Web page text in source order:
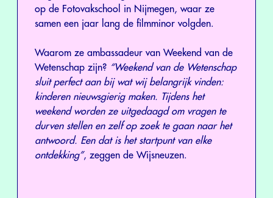
op de Fotovakschool in Nijmegen, waar ze
samen een jaar lang de filmminor volgden.
Waarom ze ambassadeur van Weekend van de
Wetenschap zijn? “Weekend van de Wetenschap
sluit perfect aan bij wat wij belangrijk vinden:
kinderen nieuwsgierig maken. Tijdens het
weekend worden ze uitgedaagd om vragen te
durven stellen en zelf op zoek te gaan naar het
antwoord. Een dat is het startpunt van elke
ontdekking”, zeggen de Wijsneuzen.